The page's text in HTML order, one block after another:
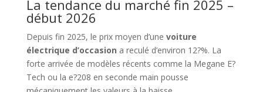
La tendance du marché fin 2025 –
début 2026
Depuis fin 2025, le prix moyen d’une voiture
électrique d’occasion a reculé d’environ 12?%. La
forte arrivée de modèles récents comme la Megane E?
Tech ou la e?208 en seconde main pousse